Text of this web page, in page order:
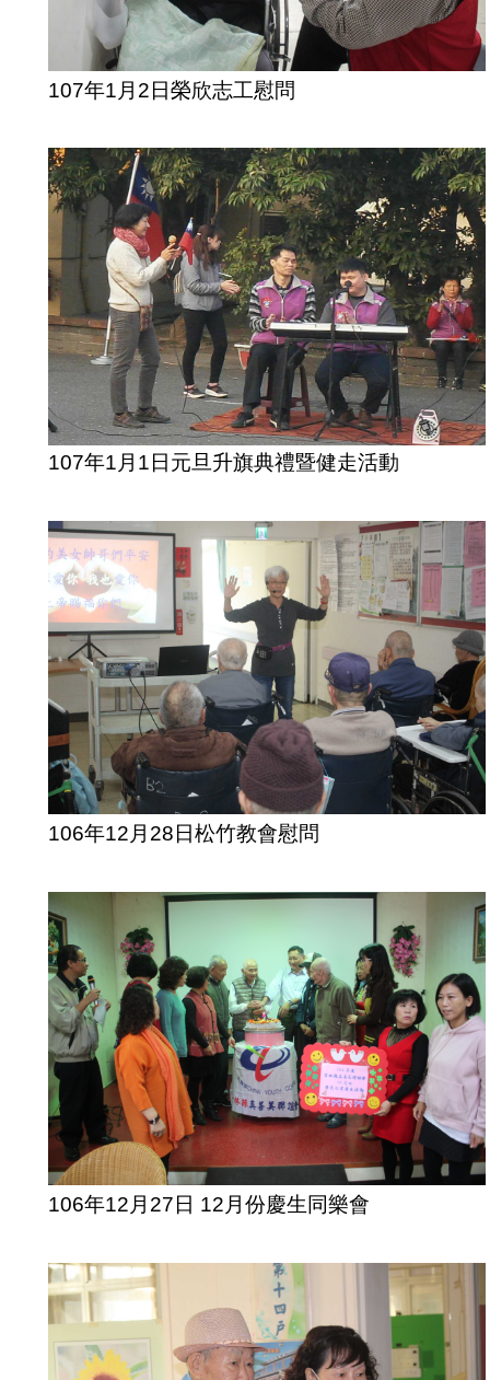
107年1月2日榮欣志工慰問
107年1月1日元旦升旗典禮暨健走活動
106年12月28日松竹教會慰問
106年12月27日 12月份慶生同樂會